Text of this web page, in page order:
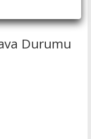
Durumu